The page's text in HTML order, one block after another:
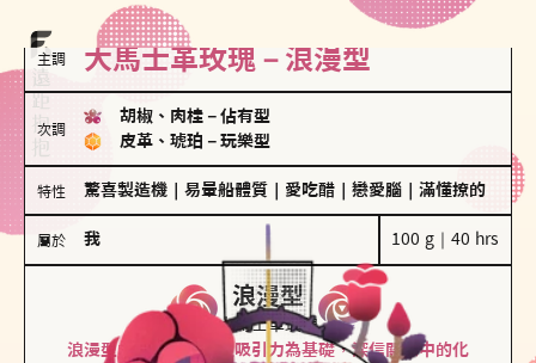
主調 大馬士革玫瑰－浪漫型
次調
胡椒、肉桂 － 佔有型
皮革、琥珀 － 玩樂型
特性 驚喜製造機 易暈船體質 愛吃醋 戀愛腦 滿懂撩的
屬於 我 100 g｜40 hrs
浪漫型
大馬士革玫瑰
浪漫型的人以激情與性吸引力為基礎，深信關係中的化